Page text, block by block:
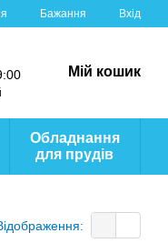
Бажання Вхід
Мій кошик
Обладнання
для прудів